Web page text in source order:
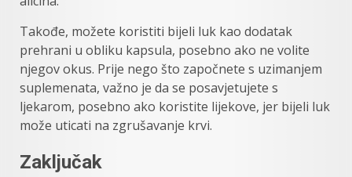
Takođe, možete koristiti bijeli luk kao dodatak
prehrani u obliku kapsula, posebno ako ne volite
njegov okus. Prije nego što započnete s uzimanjem
suplemenata, važno je da se posavjetujete s
ljekarom, posebno ako koristite lijekove, jer bijeli luk
može uticati na zgrušavanje krvi.
Zaključak